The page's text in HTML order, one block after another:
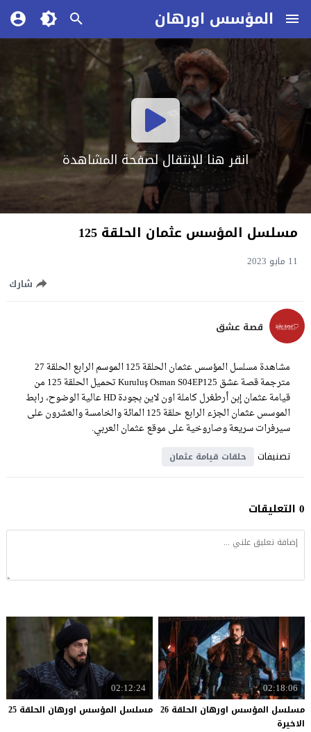
المؤسس اورهان
انقر هنا للإنتقال لصفحة المشاهدة
مسلسل المؤسس عثمان الحلقة 125
11 مايو 2023
شارك
قصة عشق
مشاهدة مسلسل المؤسس عثمان الحلقة 125 الموسم الرابع الحلقة 27
مترجمة قصة عشق Kuruluş Osman S04EP125 تحميل الحلقة 125 من
قيامة عثمان إبن أرطغرل كاملة اون لاين بجودة HD عالية الوضوح، رابط
الموسس عثمان الجزء الرابع حلقة 125 المائة والخامسة والعشرون على
سيرفرات سريعة وصاروخية على موقع عثمان العربي.
تصنيفات
حلقات قيامة عثمان
0 التعليقات
02:18:06
مسلسل المؤسس اورهان الحلقة 26
الاخيرة
02:12:24
مسلسل المؤسس اورهان الحلقة 25